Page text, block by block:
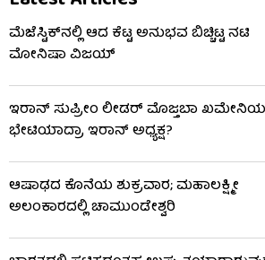
ಮೆಜೆಸ್ಟಿಕ್​​ನಲ್ಲಿ ಆದ ಕೆಟ್ಟ ಅನುಭವ ಬಿಚ್ಚಿಟ್ಟ ನಟಿ
ಮೋನಿಷಾ ವಿಜಯ್
ಇರಾನ್ ಸುಪ್ರೀಂ ಲೀಡರ್ ಮೊಜ್ತಬಾ
ಭೇಟಿಯಾದ್ರಾ ಇರಾನ್ ಅಧ್ಯಕ್ಷ?
ಆಷಾಢದ ಕೊನೆಯ ಶುಕ್ರವಾರ; ಮಹಾಲಕ್ಷ್ಮೀ
ಅಲಂಕಾರದಲ್ಲಿ ಚಾಮುಂಡೇಶ್ವರಿ